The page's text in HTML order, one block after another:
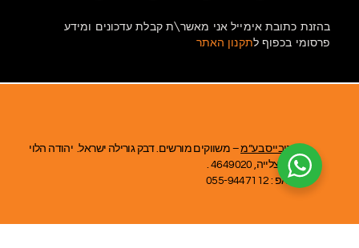
בהזנת כתובת אימייל אני מאשר\ת קבלת עדכונים ומידע
פרסומי בכפוף לתקנון האתר
אומניבייס בע”מ– משווקים מורשים. דבק גורילה ישראל. יהודה הלוי
39, הרצלייה, 4649020 .
ווטסאפ : 055-9447112